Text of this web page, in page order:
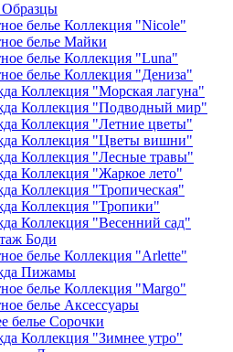
Образцы
белье Коллекция "Nicole"
белье Майки
белье Коллекция "Luna"
белье Коллекция "Дениза"
Коллекция "Морская лагуна"
Коллекция "Подводный мир"
Коллекция "Летние цветы"
Коллекция "Цветы вишни"
Коллекция "Лесные травы"
Коллекция "Жаркое лето"
Коллекция "Тропическая"
Коллекция "Тропики"
Коллекция "Весенний сад"
Боди
белье Коллекция "Arlette"
Пижамы
белье Коллекция "Margo"
белье Аксессуары
белье Сорочки
Коллекция "Зимнее утро"